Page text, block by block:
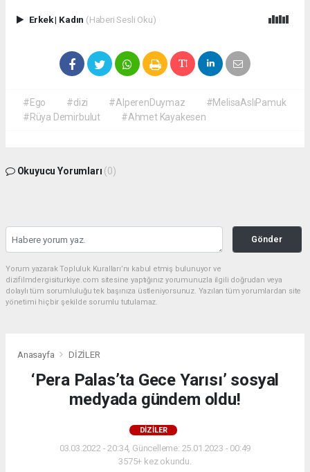
Erkek| Kadın (Haberi Sesli Oku)
#Ego #dizi #AlperenDuymaz
#MelisaAslıPamuk
#Rüya Demirbulut
#Ahmet Kayakesen
Okuyucu Yorumları (0)
Gönder
Yorum yazarak Topluluk Kuralları’nı kabul etmiş bulunuyor ve
dizifilmdergisiturkiye.com sitesine yaptığınız yorumunuzla ilgili doğrudan veya
dolaylı tüm sorumluluğu tek başınıza üstleniyorsunuz. Yazılan tüm yorumlardan site
yönetimi hiçbir şekilde sorumlu tutulamaz.
Anasayfa DİZİLER
‘Pera Palas’ta Gece Yarısı’ sosyal
medyada gündem oldu!
DİZİLER
03.03.2022 - 20:34, Güncelleme: 25.01.2023 - 00:49
3575+ kez okundu.